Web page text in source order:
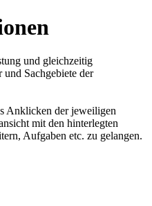
und gleichzeitig
und Sachgebiete der
Anklicken der jeweiligen
mit den hinterlegten
Aufgaben etc. zu gelangen.